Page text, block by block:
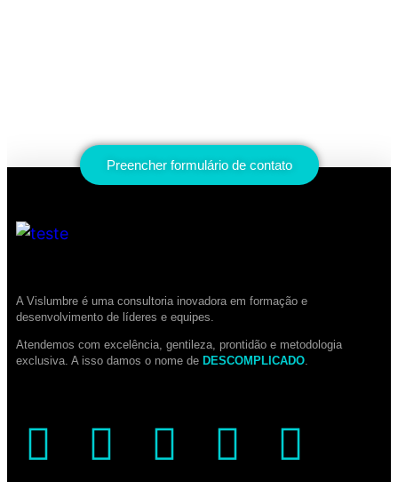
Preencher formulário de contato
A Vislumbre é uma consultoria inovadora em formação e
desenvolvimento de líderes e equipes.
Atendemos com excelência, gentileza, prontidão e metodologia
exclusiva. A isso damos o nome de DESCOMPLICADO.